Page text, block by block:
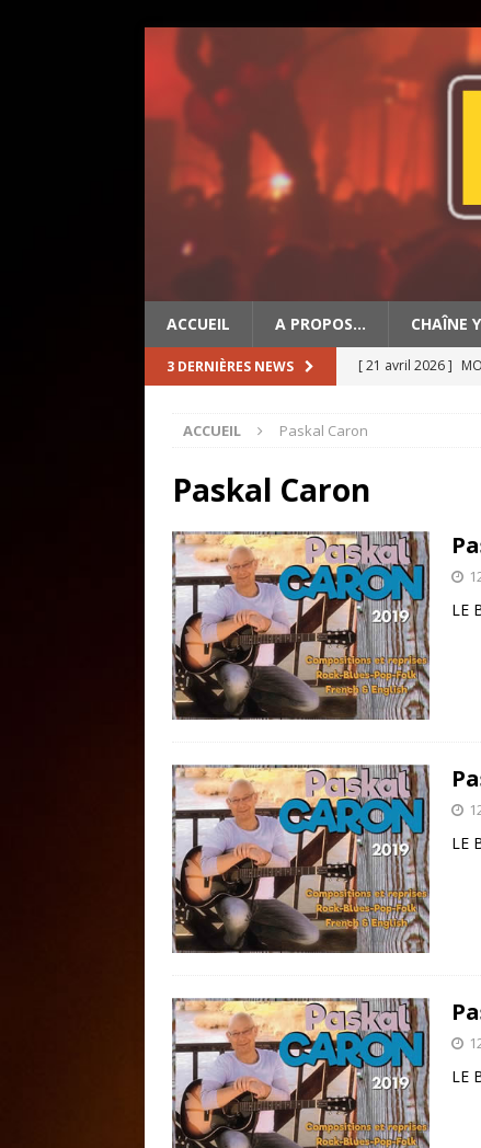
ACCUEIL A PROPOS… CHAÎNE
3 DERNIÈRES NEWS [ 21 avril 2026 ]
[ 2 mai 2026 ]
ACCUEIL Paskal Caron
Paskal Caron
LE
LE
LE